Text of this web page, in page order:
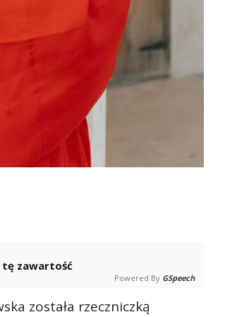
tę zawartość
Powered By GSpeech
została rzeczniczką